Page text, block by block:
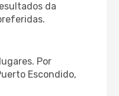
da
Por
Escondido,